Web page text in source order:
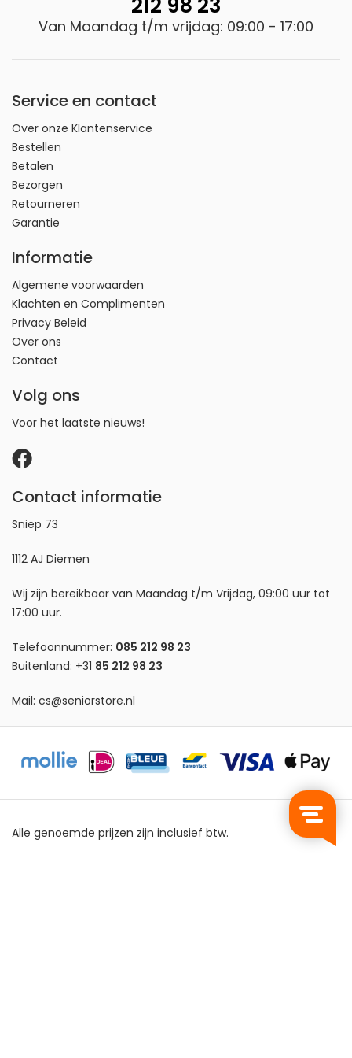
De Swissvoice S510-C biedt niet alleen geavanceerde
functionaliteit, maar ook comfort en veiligheid voor
inclusieve accessoires is dit toestel perfect
afgestemd op uw behoeften.
Van Maandag t/m vrijdag: 09:00 - 17:00
Service en contact
Over onze Klantenservice
Bestellen
Betalen
Bezorgen
Retourneren
Garantie
Informatie
Algemene voorwaarden
Klachten en Complimenten
Privacy Beleid
Over ons
Contact
Volg ons
Voor het laatste nieuws!
Contact informatie
Sniep 73
1112 AJ Diemen
Wij zijn bereikbaar van Maandag t/m Vrijdag, 09:00 uur tot
17:00 uur.
Telefoonnummer: 085 212 98 23
Buitenland: +31 85 212 98 23
Mail: cs@seniorstore.nl
Alle genoemde prijzen zijn inclusief btw.